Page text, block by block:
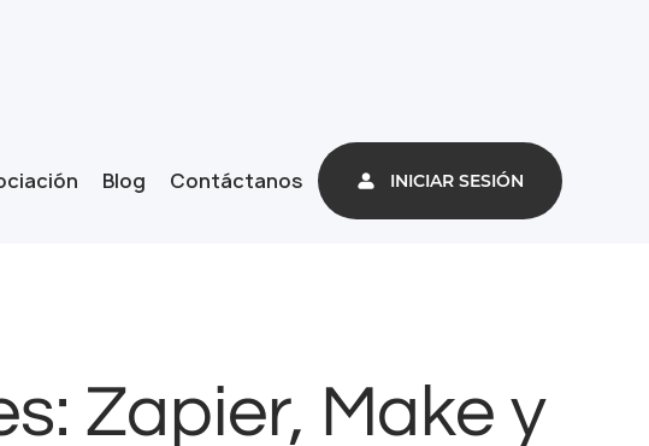
Blog Contáctanos INICIAR SESIÓN
Zapier, Make y